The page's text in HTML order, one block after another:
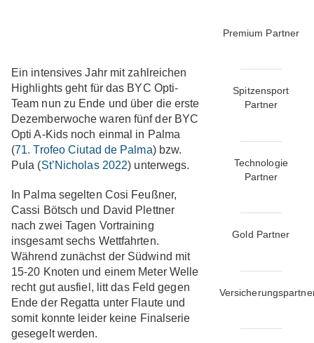
Ein intensives Jahr mit zahlreichen
Highlights geht für das BYC Opti-
Team nun zu Ende und über die erste
Dezemberwoche waren fünf der BYC
Opti A-Kids noch einmal in Palma
(71. Trofeo Ciutad de Palma) bzw.
Pula (St’Nicholas 2022) unterwegs.
In Palma segelten Cosi Feußner,
Cassi Bötsch und David Plettner
nach zwei Tagen Vortraining
insgesamt sechs Wettfahrten.
Während zunächst der Südwind mit
15-20 Knoten und einem Meter Welle
recht gut ausfiel, litt das Feld gegen
Ende der Regatta unter Flaute und
somit konnte leider keine Finalserie
gesegelt werden.
Premium Partner
Spitzensport
Partner
Technologie
Partner
Gold Partner